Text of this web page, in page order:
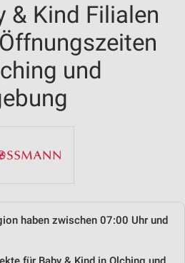
& Kind Filialen
und
haben zwischen 07:00 Uhr und